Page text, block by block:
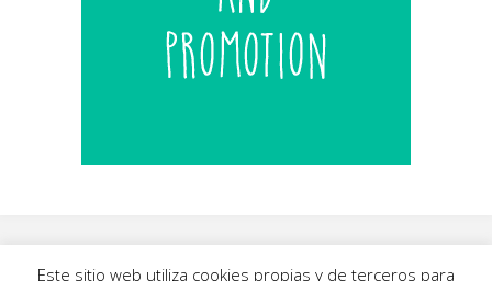
Este sitio web utiliza cookies propias y de terceros para